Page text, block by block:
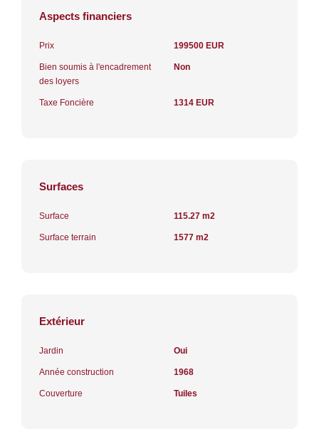
Aspects financiers
Prix 199500 EUR
Bien soumis à l'encadrement
des loyers
Non
Taxe Foncière 1314 EUR
Surfaces
Surface 115.27 m2
Surface terrain 1577 m2
Extérieur
Jardin Oui
Année construction 1968
Couverture Tuiles